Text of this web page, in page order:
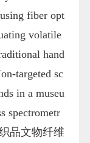
fiber opt
volatile
hand
targeted sc
in a museu
spectrometr
品文物纤维